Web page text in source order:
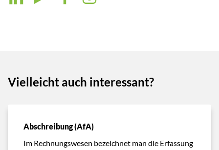
Vielleicht auch interessant?
Abschreibung (AfA)
Im Rechnungswesen bezeichnet man die Erfassung